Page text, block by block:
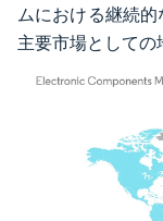
ムにおける継続
主要市場としての